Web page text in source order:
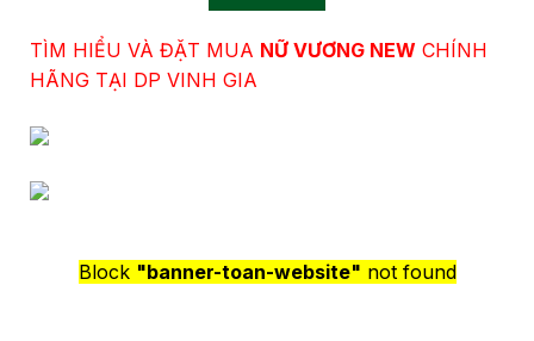
TÌM HIỂU VÀ ĐẶT MUA NỮ VƯƠNG NEW CHÍNH
HÃNG TẠI DP VINH GIA
Block "banner-toan-website" not found